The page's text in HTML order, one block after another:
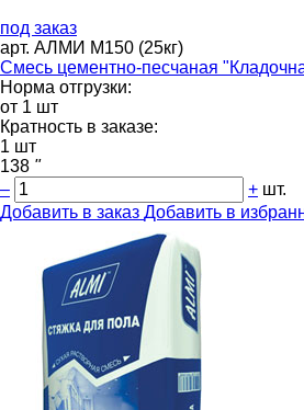
под заказ
арт. АЛМИ М150 (25кг)
Смесь цементно-песчаная
Норма отгрузки:
от 1 шт
Кратность в заказе:
1 шт
138 "
–
+ шт.
Добавить в заказ Добавить в